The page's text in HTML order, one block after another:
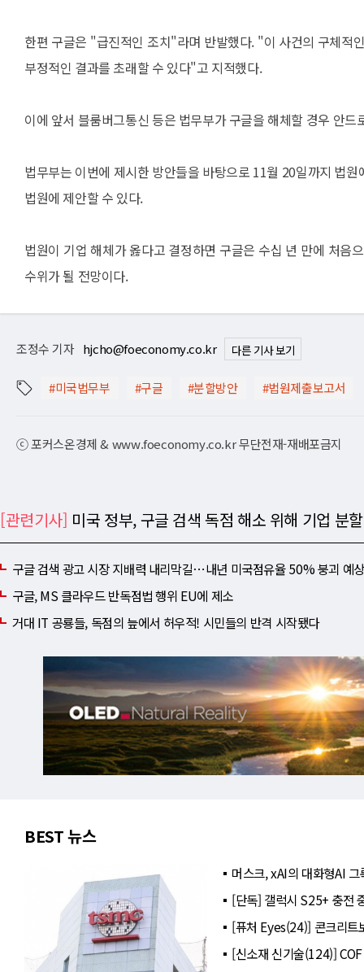
한편 구글은 "급진적인 조치"라며 반발했다. "이 사건의 구체적
부정적인 결과를 초래할 수 있다"고 지적했다.
이에 앞서 블룸버그통신 등은 법무부가 구글을 해체할 경우 안
법무부는 이번에 제시한 방안들을 바탕으로 11월 20일까지 법
법원에 제안할 수 있다.
법원이 기업 해체가 옳다고 결정하면 구글은 수십 년 만에 처음
수위가 될 전망이다.
조정수 기자 hjcho@foeconomy.co.kr 다른 기사 보기
#미국법무부 #구글 #분할방안 #법원제출보고서
ⓒ 포커스온경제 & www.foeconomy.co.kr 무단전재-재배포금지
[관련기사] 미국 정부, 구글 검색 독점 해소 위해 기업 분
구글 검색 광고 시장 지배력 내리막길⋯내년 미국점유율 50% 붕괴 예상
구글, MS 클라우드 반독점법 행위 EU에 제소
거대 IT 공룡들, 독점의 늪에서 허우적! 시민들의 반격 시작됐다
BEST 뉴스
머스크, xAI의 대화형AI
[단독] 갤럭시 S25+ 충전
[퓨처 Eyes(24)] 콘크리트
[신소재 신기술(124)]